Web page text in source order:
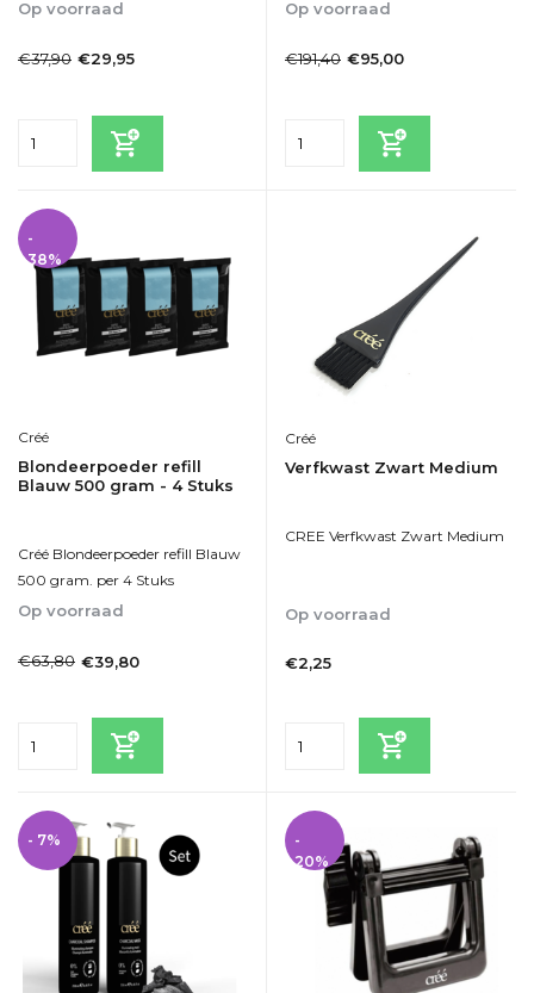
Op voorraad
€37,90 €29,95
Op voorraad
€191,40 €95,00
-
38%
Créé
Blondeerpoeder refill
Blauw 500 gram - 4 Stuks
Créé Blondeerpoeder refill Blauw
500 gram. per 4 Stuks
Op voorraad
€63,80 €39,80
Créé
Verfkwast Zwart Medium
CREE Verfkwast Zwart Medium
Op voorraad
€2,25
- 7%
-
20%